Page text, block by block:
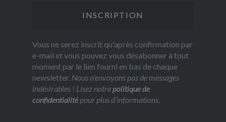
Vous ne serez inscrit qu'après confirmation par
e-mail et vous pouvez vous désabonner à tout
moment par le lien fourni en bas de chaque
newsletter. Nous n’envoyons pas de messages
indésirables ! Lisez notrepolitique de
confidentialitépour plus d’informations.